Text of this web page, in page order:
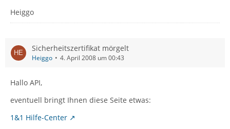
Heiggo
Sicherheitszertifikat mörgelt
Heiggo 4. April 2008 um 00:43
Hallo API,
eventuell bringt Ihnen diese Seite etwas:
1&1 Hilfe-Center